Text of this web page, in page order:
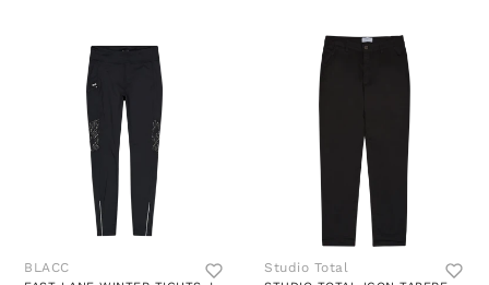
BLACC Studio Total